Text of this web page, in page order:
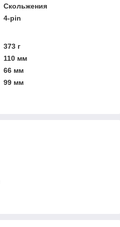
Скольжения
4-pin
373 г
110 мм
66 мм
99 мм